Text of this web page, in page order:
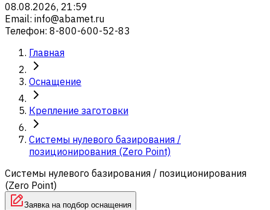
08.08.2026, 21:59
Email: info@abamet.ru
Телефон: 8-800-600-52-83
Главная
Оснащение
Крепление заготовки
Системы нулевого базирования /
позиционирования (Zero Point)
Системы нулевого базирования / позиционирования
(Zero Point)
Заявка на подбор оснащения